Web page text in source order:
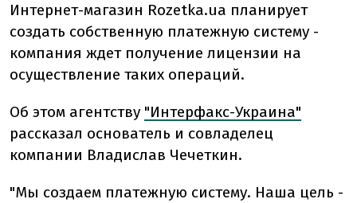
Интернет-магазин Rozetka.ua планирует
создать собственную платежную систему -
компания ждет получение лицензии на
осуществление таких операций.
Об этом агентству "Интерфакс-Украина"
рассказал основатель и совладелец
компании Владислав Чечеткин.
"Мы создаем платежную систему. Наша цель -